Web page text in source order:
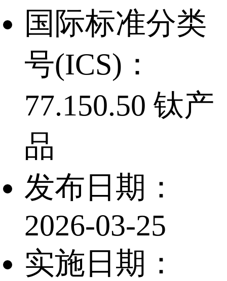
国际标准分类
号(ICS)：
77.150.50 钛产
品
发布日期：
2026-03-25
实施日期：